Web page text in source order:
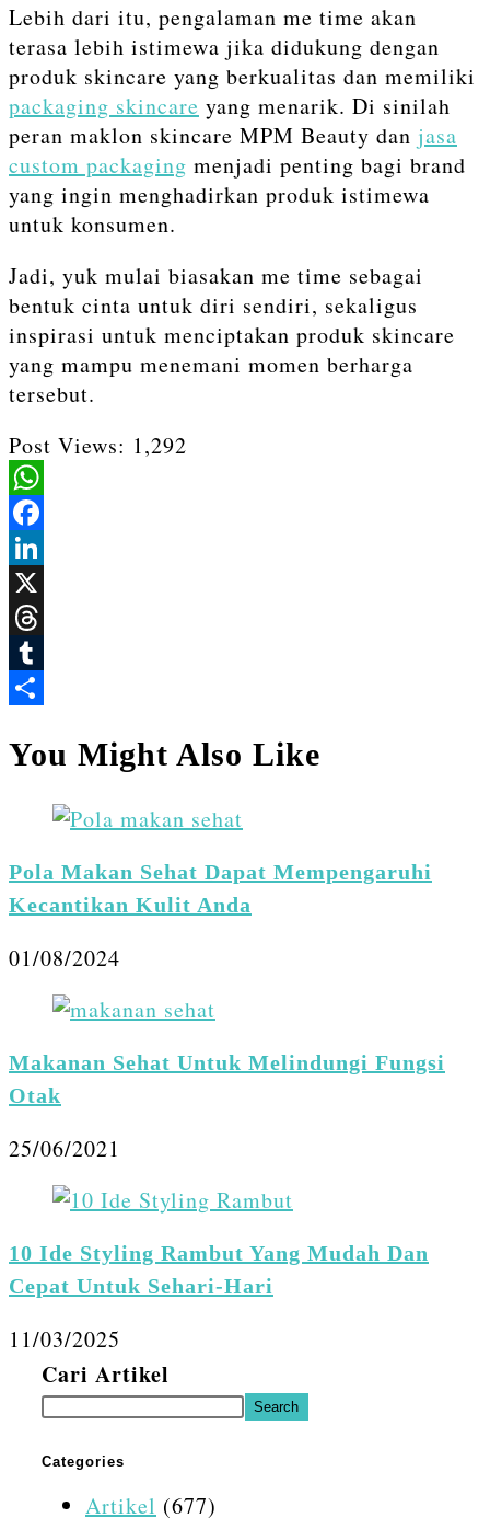
Lebih dari itu, pengalaman me time akan
terasa lebih istimewa jika didukung dengan
produk skincare yang berkualitas dan memiliki
packaging skincare yang menarik. Di sinilah
peran maklon skincare MPM Beauty dan jasa
custom packaging menjadi penting bagi brand
yang ingin menghadirkan produk istimewa
untuk konsumen.
Jadi, yuk mulai biasakan me time sebagai
bentuk cinta untuk diri sendiri, sekaligus
inspirasi untuk menciptakan produk skincare
yang mampu menemani momen berharga
tersebut.
Post Views: 1,292
WhatsApp
Facebook
LinkedIn
X
Threads
Tumblr
You Might Also Like
Pola Makan Sehat Dapat Mempengaruhi
Kecantikan Kulit Anda
01/08/2024
Makanan Sehat Untuk Melindungi Fungsi
Otak
25/06/2021
10 Ide Styling Rambut Yang Mudah Dan
Cepat Untuk Sehari-Hari
11/03/2025
Cari Artikel
Search
Categories
Artikel (677)